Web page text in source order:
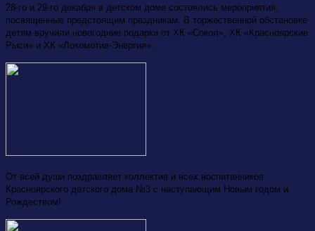
28-го и 29-го декабря в детском доме состоялись мероприятия,
посвященные предстоящим праздникам. В торжественной обстановке
детям вручили новогодние подарки от ХК «Сокол», ХК «Красноярские
Рыси» и ХК «Локомотив-Энергия».
От всей души поздравляет коллектив и всех воспитанников
Красноярского детского дома №3 с наступающим Новым годом и
Рождеством!